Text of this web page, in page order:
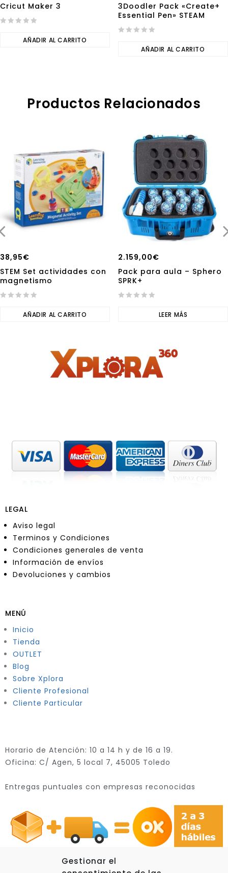
Gestionar el
Cricut Maker 3
AÑADIR AL CARRITO
3Doodler Pack «Create+
Essential Pen» STEAM
AÑADIR AL CARRITO
Productos Relacionados
38,95€
STEM Set actividades con
magnetismo
AÑADIR AL CARRITO
2.159,00€
Pack para aula – Sphero
SPRK+
LEER MÁS
LEGAL
Aviso legal
Terminos y Condiciones
Condiciones generales de venta
Información de envíos
Devoluciones y cambios
MENÚ
Inicio
Tienda
OUTLET
Blog
Sobre Xplora
Cliente Profesional
Cliente Particular
Horario de Atención: 10 a 14 h y de 16 a 19.
Oficina: C/ Agen, 5 local 7, 45005 Toledo
Entregas puntuales con empresas reconocidas